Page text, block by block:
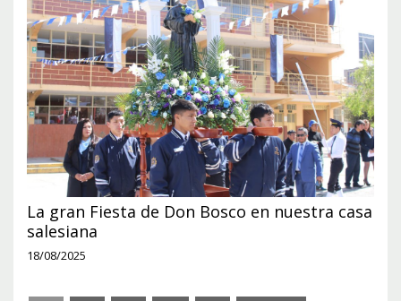
La gran Fiesta de Don Bosco en nuestra casa
salesiana
18/08/2025